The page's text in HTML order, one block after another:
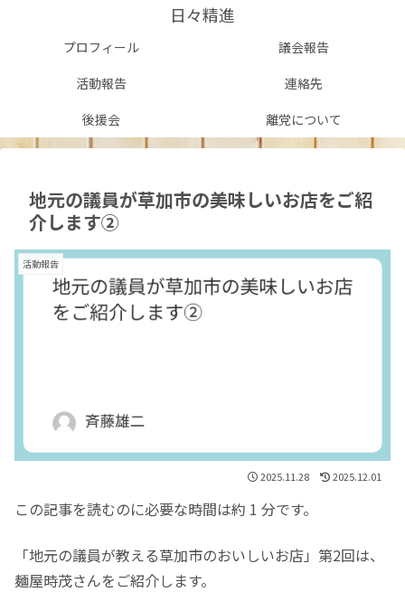
日々精進
プロフィール
議会報告
活動報告
連絡先
後援会
離党について
地元の議員が草加市の美味しいお店をご紹
介します②
活動報告
2025.11.28 2025.12.01
この記事を読むのに必要な時間は約 1 分です。
「地元の議員が教える草加市のおいしいお店」第2回は、
麺屋時茂さんをご紹介します。